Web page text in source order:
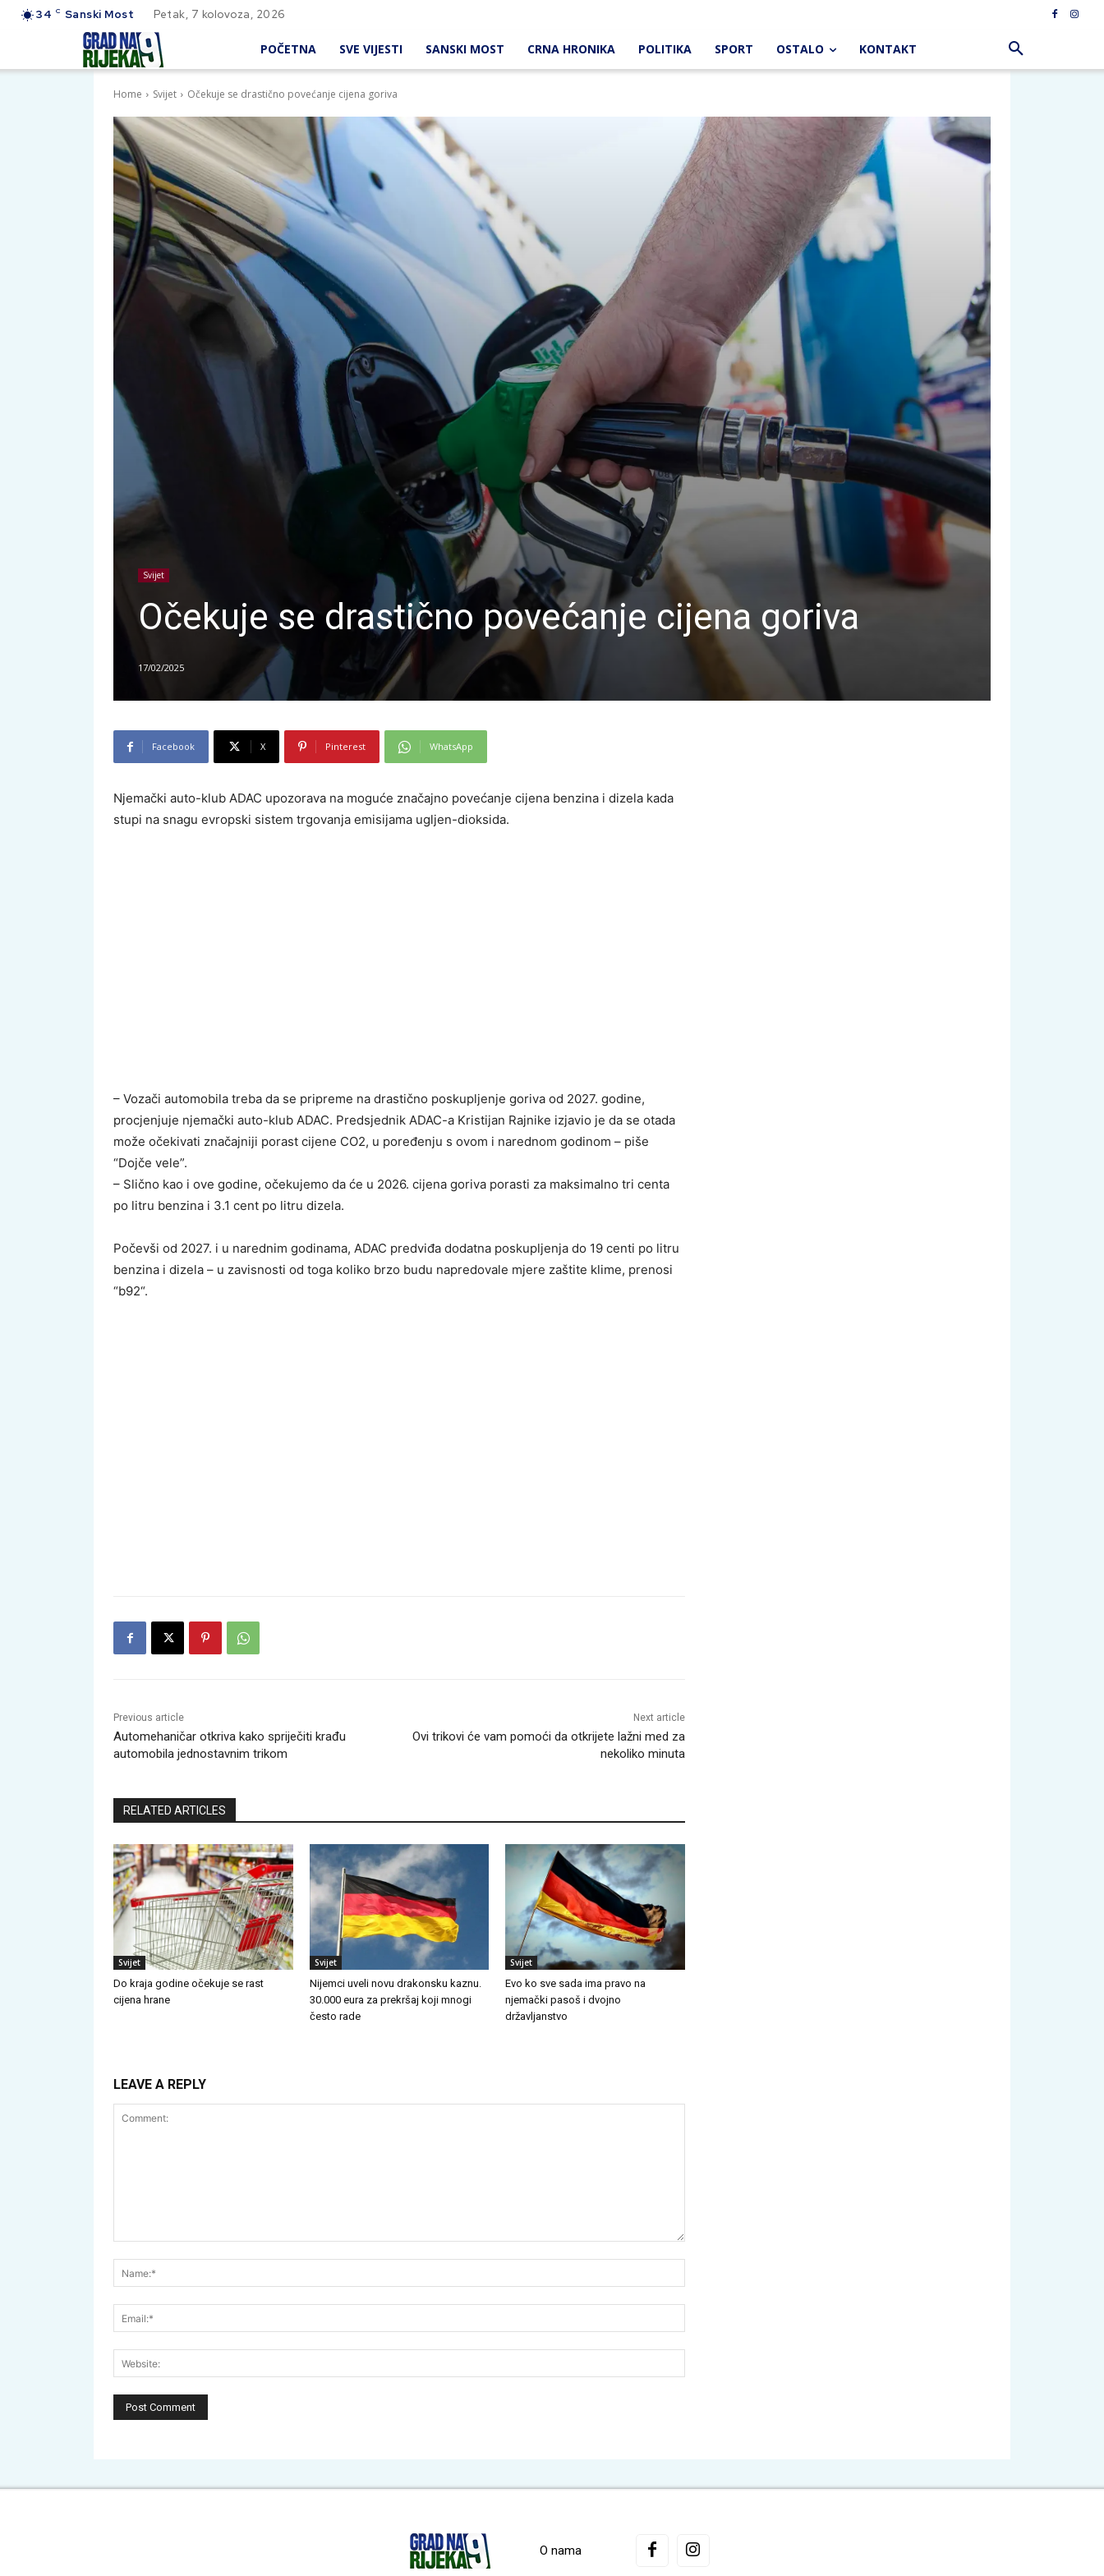
34 C Sanski Most Petak, 7 kolovoza, 2026
POČETNA SVE VIJESTI SANSKI MOST CRNA HRONIKA POLITIKA SPORT OSTALO KONTAKT
Home Svijet Očekuje se drastično povećanje cijena goriva
Svijet
Očekuje se drastično povećanje cijena goriva
17/02/2025
Facebook X Pinterest WhatsApp
Njemački auto-klub ADAC upozorava na moguće značajno povećanje cijena benzina i dizela kada
stupi na snagu evropski sistem trgovanja emisijama ugljen-dioksida.
– Vozači automobila treba da se pripreme na drastično poskupljenje goriva od 2027. godine,
procjenjuje njemački auto-klub ADAC. Predsjednik ADAC-a Kristijan Rajnike izjavio je da se otada
može očekivati značajniji porast cijene CO2, u poređenju s ovom i narednom godinom – piše
“Dojče vele”.
– Slično kao i ove godine, očekujemo da će u 2026. cijena goriva porasti za maksimalno tri centa
po litru benzina i 3.1 cent po litru dizela.
Počevši od 2027. i u narednim godinama, ADAC predviđa dodatna poskupljenja do 19 centi po litru
benzina i dizela – u zavisnosti od toga koliko brzo budu napredovale mjere zaštite klime, prenosi
“b92“.
Previous article
Automehaničar otkriva kako spriječiti krađu
automobila jednostavnim trikom
Next article
Ovi trikovi će vam pomoći da otkrijete lažni med za
nekoliko minuta
RELATED ARTICLES
Svijet
Do kraja godine očekuje se rast
cijena hrane
Svijet
Nijemci uveli novu drakonsku kaznu.
30.000 eura za prekršaj koji mnogi
često rade
Svijet
Evo ko sve sada ima pravo na
njemački pasoš i dvojno
državljanstvo
LEAVE A REPLY
O nama